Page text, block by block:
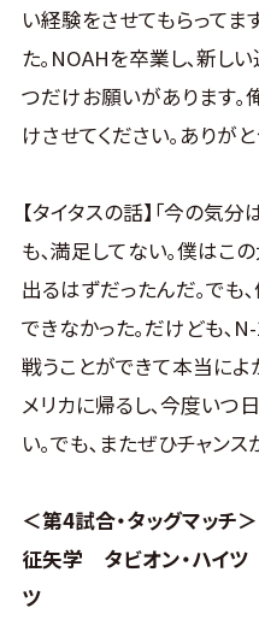
い経験をさせてもらって
た｡NOAHを卒業し､新し
つだけお願いがあります｡
けさせてください｡ありが
【タイタスの話】｢今の気
も､満足してない｡僕はこ
出るはずだったんだ｡でも
できなかった｡だけども､
戦うことができて本当によ
メリカに帰るし､今度いつ
い｡でも､またぜひチャン
＜第4試合・タッグマッチ＞
征矢学 タビオン・ハ
ツ